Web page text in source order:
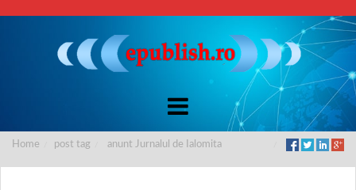
Home post tag anunt Jurnalul de Ialomita